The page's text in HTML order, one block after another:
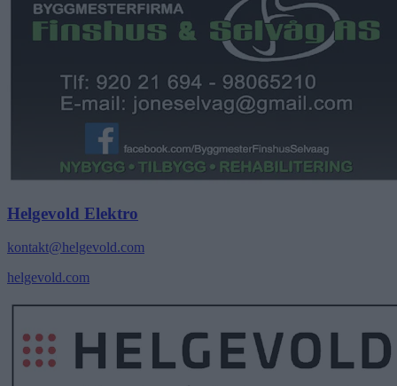
Helgevold Elektro
kontakt@helgevold.com
helgevold.com